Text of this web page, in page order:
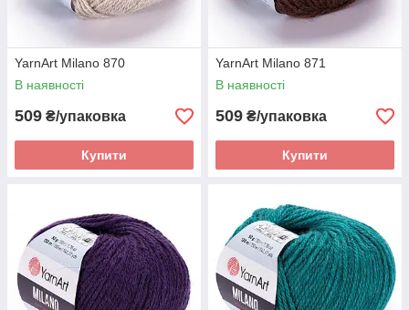
YarnArt Milano 870
В наявності
509 ₴/упаковка
Купити
YarnArt Milano 871
В наявності
509 ₴/упаковка
Купити